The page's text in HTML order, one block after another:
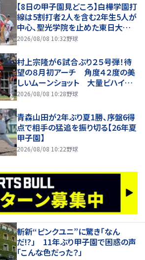
【8日の甲子園見どころ】白樺学園打
線は5割打者2人を含む2年生5人が
中心、聖光学院を止めた東日大昌
平・右腕エースに挑む
2026/08/08 10:32野球
村上宗隆が６試合ぶり２５号弾！待
望の８月初アーチ 角度４２度の美
しいムーンショット 大量ビハイン
ドのチームを鼓舞する一撃
2026/08/08 10:28野球
青森山田が2年ぶり夏1勝、序盤6得
点で相手の猛追を振り切る【26年夏
甲子園】
2026/08/08 10:22野球
斬新“ピンクユニ”に驚き「なん
だ!?」 11年ぶり甲子園で困惑の声
「こんな色だった？」